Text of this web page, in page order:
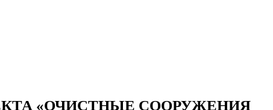
«ОЧИСТНЫЕ СООРУЖЕНИЯ